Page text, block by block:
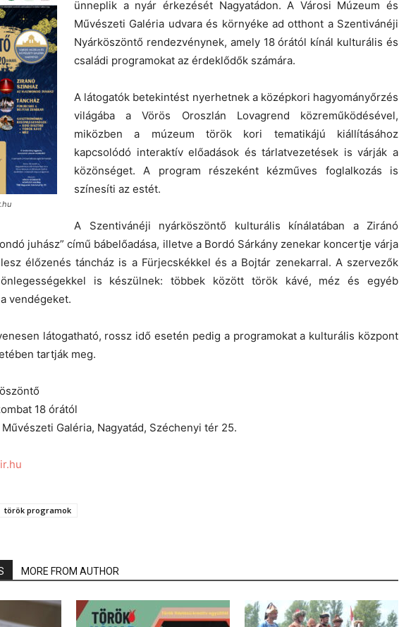
ünneplik a nyár érkezését Nagyatádon. A Városi Múzeum és
Művészeti Galéria udvara és környéke ad otthont a Szentivánéji
Nyárköszöntő rendezvénynek, amely 18 órától kínál kulturális és
családi programokat az érdeklődők számára.
A látogatók betekintést nyerhetnek a középkori hagyományőrzés
világába a Vörös Oroszlán Lovagrend közreműködésével,
miközben a múzeum török kori tematikájú kiállításához
kapcsolódó interaktív előadások és tárlatvezetések is várják a
közönséget. A program részeként kézműves foglalkozás is
színesíti az estét.
A Szentivánéji nyárköszöntő kulturális kínálatában a Ziránó
juhász” című bábelőadása, illetve a Bordó Sárkány zenekar koncertje várja
élőzenés táncház is a Fürjecskékkel és a Bojtár zenekarral. A szervezők
is készülnek: többek között török kávé, méz és egyéb
vendégeket.
látogatható, rossz idő esetén pedig a programokat a kulturális központ
tartják meg.
18 órától
Galéria, Nagyatád, Széchenyi tér 25.
török programok
MORE FROM AUTHOR